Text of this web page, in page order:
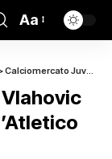
Aa
Calciomercato Juventus